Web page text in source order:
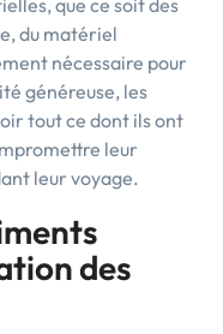
que ce soit des
du matériel
nécessaire pour
généreuse, les
tout ce dont ils ont
leur
leur voyage.
des